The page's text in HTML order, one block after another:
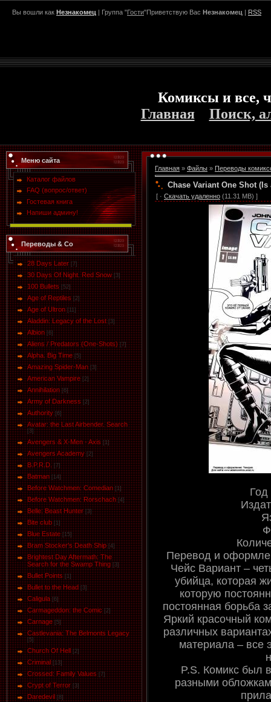
Вы вошли как Незнакомец | Группа "Гости"Приветствую Вас Незнакомец | RSS
Комиксы и все,
Главная
Поиск,
Меню сайта
Каталог файлов
FAQ (вопрос/ответ)
Гостевая книга
Напиши админу!
Переводы & Co
28 Days Later [7]
30 Days Of Night. Red Snow [3]
100 Bullets [52]
Age of Reptiles [2]
Age of Ultron [11]
Aladdin: Legacy of the Lost [3]
Albion [6]
Aliens / Predators (One-Shots) [7]
Alpha. Big Time [5]
Amazing Spider-Man [3]
American Vampire [2]
Annihilation [6]
Army of Darkness [2]
Authority [6]
Avatar: the Last Airbender. Search
[3]
Avengers & X-Men - Axis [1]
Avengers Academy [2]
B.P.R.D. [7]
Batman [14]
Before Watchmen: Comedian [1]
Before Watchmen: Rorschach [4]
Belle: Beast Hunter [3]
Bite club [1]
Blue Estate [15]
Bram Stocker's Death Ship [4]
Brightest Day Aftermath: The
Search for the Swamp Thing [3]
Bullet Points [1]
Bullet to the Head [3]
Caligula [6]
Carmageddon: the Comic [2]
Carnage [5]
Castlevania: The Belmonts Legacy
[5]
Church Of Hell [2]
Criminal [13]
Crossed: Family Values [7]
Crypt of Terror [3]
Daredevil [8]
Главная » Файлы » Переводы
Chase Variant One Shot (Is
[ · Скачать удаленно (11.31 MB) ]
Год
Перевод и
Чейс Вариант –
убийца, которая
которую
постоянная борьба
Яркий красочный
различных
материала – все
P.S. Комикс был
разными